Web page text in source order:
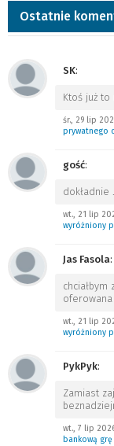
Ostatnie
SK:
Ktoś już to
śr., 29 lip
prywatnego
gość:
dokładnie
wt., 21 lip
wyróżniony
Jas Fasola:
chciałbym
wt., 21 lip
wyróżniony
PykPyk:
Zamiast
wt., 7 lip
bankową